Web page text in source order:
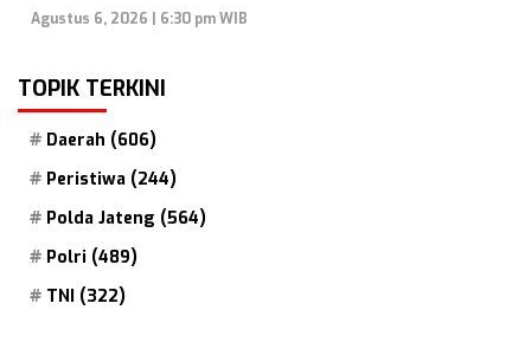
Agustus 6, 2026 | 6:30 pm WIB
TOPIK TERKINI
Daerah (606)
Peristiwa (244)
Polda Jateng (564)
Polri (489)
TNI (322)